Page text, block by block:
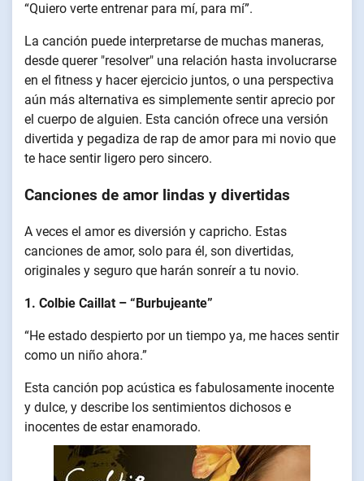
“Quiero verte entrenar para mí, para mí”.
La canción puede interpretarse de muchas maneras,
desde querer "resolver" una relación hasta involucrarse
en el fitness y hacer ejercicio juntos, o una perspectiva
aún más alternativa es simplemente sentir aprecio por
el cuerpo de alguien. Esta canción ofrece una versión
divertida y pegadiza de rap de amor para mi novio que
te hace sentir ligero pero sincero.
Canciones de amor lindas y divertidas
A veces el amor es diversión y capricho. Estas
canciones de amor, solo para él, son divertidas,
originales y seguro que harán sonreír a tu novio.
1. Colbie Caillat – “Burbujeante”
“He estado despierto por un tiempo ya, me haces sentir
como un niño ahora.”
Esta canción pop acústica es fabulosamente inocente
y dulce, y describe los sentimientos dichosos e
inocentes de estar enamorado.